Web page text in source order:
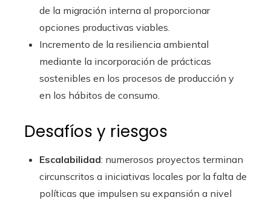
de la migración interna al proporcionar
opciones productivas viables.
Incremento de la resiliencia ambiental
mediante la incorporación de prácticas
sostenibles en los procesos de producción y
en los hábitos de consumo.
Desafíos y riesgos
Escalabilidad: numerosos proyectos terminan
circunscritos a iniciativas locales por la falta de
políticas que impulsen su expansión a nivel